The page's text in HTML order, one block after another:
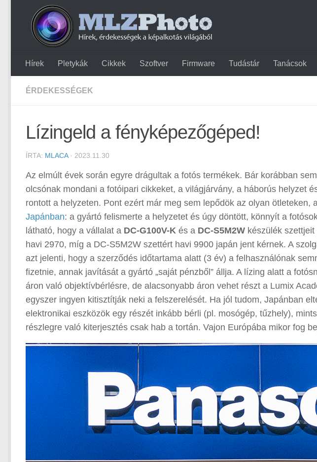
Hírek Pletykák Cikkek Szoftver Firmware Tudástár Tanácsok
ÉRDEKESSÉGEK
Lízingeld a fényképezőgéped!
ÍRTA: MLACA· 2023.11.30
Az elmúlt évek során egyre drágultak a fotós termékek. Bár korábban
olcsónak mondani a fotóipari cikkeket, a világjárvány, a háborús helyzet
rontott a helyzeten. Pont ezért már meg sem lepődök az olyan ötleteken,
Japánban: a gyártó felismerte a helyzetet és úgy döntött, könnyít a
látható, hogy a vállalat a DC-G100V-K és a DC-S5M2W készülék
havi 2970, míg a DC-S5M2W szettért havi 9900 japán jent kérnek. A
azt jelenti, hogy a szerződés időtartama alatt (3 év) a felhasználónak
fizetnie, annak javítását a gyártó „saját pénzből” állja. A lízing alatt a
áron való objektívbérlésre, de alacsonyabb áron vehet részt a Lumix
egyszer ingyen kitisztítják neki a felszerelését. Ha jól tudom, Japánban
elektronikai eszközök egy részét inkább bérli (pl. mosógép, tűzhely),
részlegre való kiterjesztés csak hab a tortán. Vajon Európába mikor fog